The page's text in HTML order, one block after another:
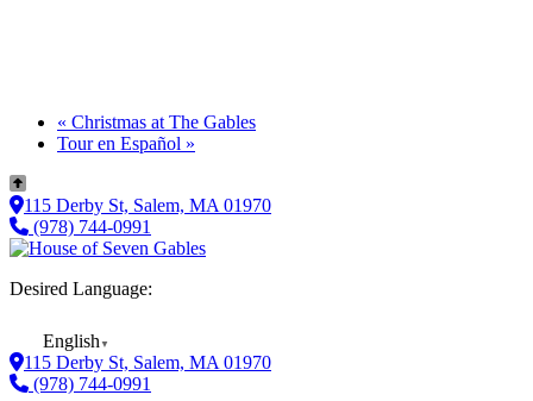
« Christmas at The Gables
Tour en Español »
115 Derby St, Salem, MA 01970
(978) 744-0991
Desired Language:
English ▼
115 Derby St, Salem, MA 01970
(978) 744-0991